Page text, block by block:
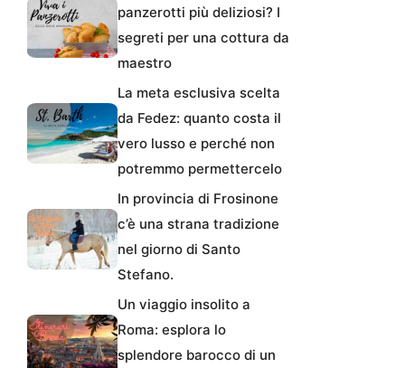
panzerotti più deliziosi? I
segreti per una cottura da
maestro
La meta esclusiva scelta
da Fedez: quanto costa il
vero lusso e perché non
potremmo permettercelo
In provincia di Frosinone
c’è una strana tradizione
nel giorno di Santo
Stefano.
Un viaggio insolito a
Roma: esplora lo
splendore barocco di un